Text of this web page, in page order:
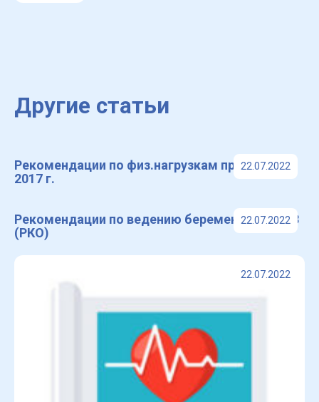
Другие статьи
22.07.2022
Рекомендации по физ.нагрузкам при ХСН,
2017 г.
22.07.2022
Рекомендации по ведению беременных с ССЗ
(РКО)
22.07.2022